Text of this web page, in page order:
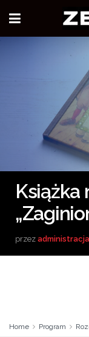
Książka
przez administracja
Home Program